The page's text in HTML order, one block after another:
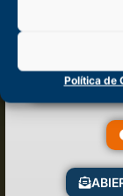
Política de